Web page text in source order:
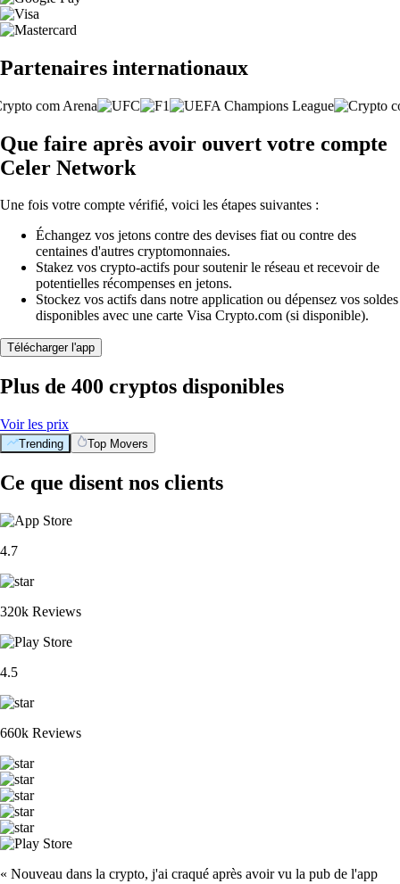
Partenaires internationaux
Que faire après avoir ouvert votre compte
Celer Network
Une fois votre compte vérifié, voici les étapes suivantes :
Échangez vos jetons contre des devises fiat ou contre des
centaines d'autres cryptomonnaies.
Stakez vos crypto-actifs pour soutenir le réseau et recevoir de
potentielles récompenses en jetons.
Stockez vos actifs dans notre application ou dépensez vos soldes
disponibles avec une carte Visa Crypto.com (si disponible).
Télécharger l'app
Plus de 400 cryptos disponibles
Voir les prix
Trending Top Movers
Ce que disent nos clients
4.7
320k Reviews
4.5
660k Reviews
« Nouveau dans la crypto, j'ai craqué après avoir vu la pub de l'app